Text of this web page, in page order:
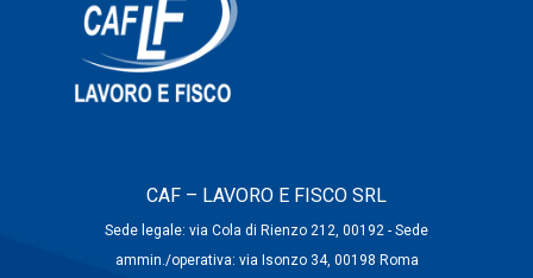
CAF – LAVORO E FISCO SRL
Sede legale: via Cola di Rienzo 212, 00192 - Sede
ammin./operativa: via Isonzo 34, 00198 Roma